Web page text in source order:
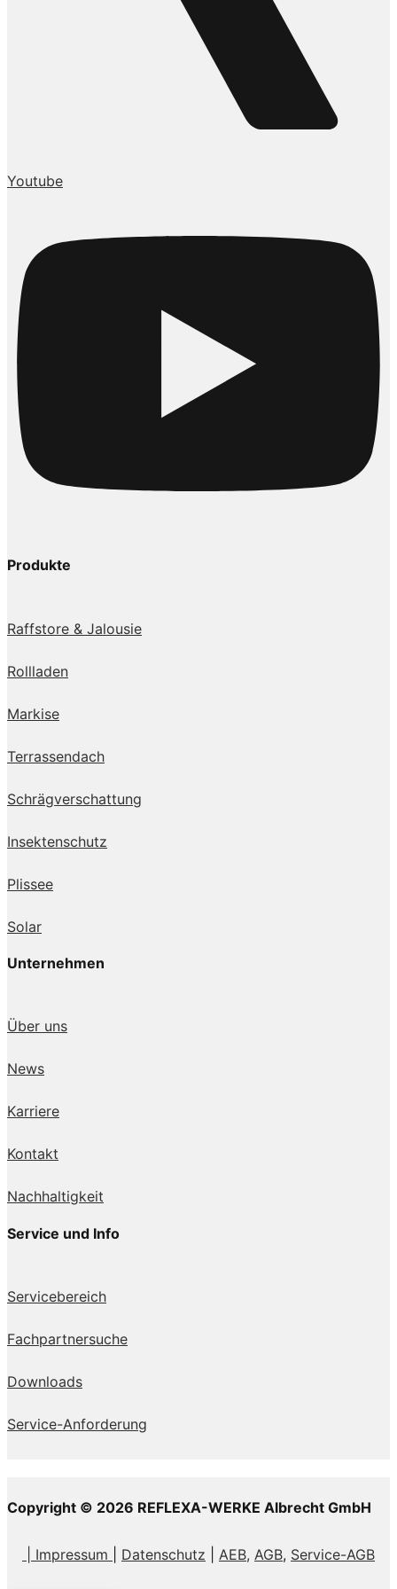
Youtube
Produkte
Raffstore & Jalousie
Rollladen
Markise
Terrassendach
Schrägverschattung
Insektenschutz
Plissee
Solar
Unternehmen
Über uns
News
Karriere
Kontakt
Nachhaltigkeit
Service und Info
Servicebereich
Fachpartnersuche
Downloads
Service-Anforderung
Copyright © 2026 REFLEXA-WERKE Albrecht GmbH
| Impressum Datenschutz AEB, AGB, Service-AGB